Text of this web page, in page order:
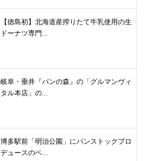
【徳島初】北海道産搾りたて牛乳使用の生
ドーナツ専門...
岐阜・垂井『パンの森』の「グルマンヴィ
タル本店」の...
博多駅前「明治公園」にパンストックプロ
デュースのベ...